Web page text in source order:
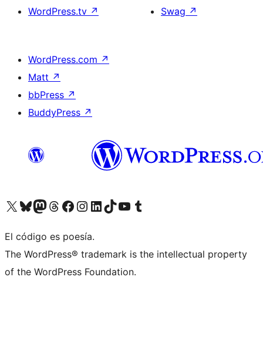
WordPress.tv ↗
Swag ↗
WordPress.com ↗
Matt ↗
bbPress ↗
BuddyPress ↗
Visitá nuestra cuenta de X (anteriormente Twitter)
Visitá nuestra cuenta de Bluesky
Visitá nuestra cuenta de Mastodon
Visitá nuestra cuenta de Threads
Visitá nuestra página de Facebook
Visitá nuestra cuenta de Instagram
Visitá nuestra cuenta de LinkedIn
Visitá nuestra cuenta de TikTok
Visitá nuestro canal de YouTube
Visitá nuestra cuenta de Tumblr
El código es poesía.
The WordPress® trademark is the intellectual property
of the WordPress Foundation.